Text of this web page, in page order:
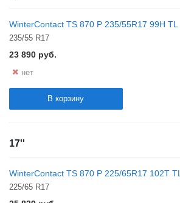
WinterContact TS 870 P 235/55R17 99H TL
235/55 R17
23 890 руб.
нет
В корзину
17''
WinterContact TS 870 P 225/65R17 102T TL
225/65 R17